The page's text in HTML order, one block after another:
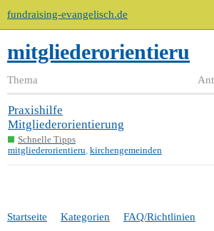
fundraising-evangelisch.de
mitgliederorientieru
Thema
Praxishilfe
Mitgliederorientierung
Schnelle Tipps
mitgliederorientieru, kirchengemeinden
Startseite Kategorien FAQ/Richtlinien